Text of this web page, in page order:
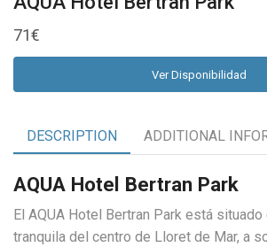
71€
Ver Disponibilidad
DESCRIPTION ADDITIONAL
AQUA Hotel Bertran Park
El AQUA Hotel Bertran Park está situado
tranquila del centro de Lloret de Mar, a